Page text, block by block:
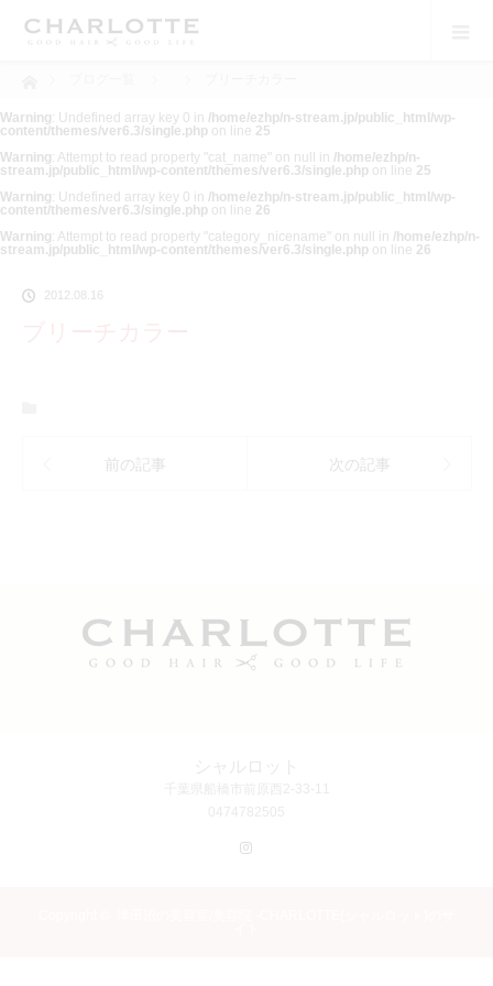
Warning: Undefined array key 0 in /home/ezhp/n-stream.jp/public_html/wp-
content/themes/ver6.3/single.php on line 25
Warning: Attempt to read property "cat_name" on null in /home/ezhp/n-
stream.jp/public_html/wp-content/themes/ver6.3/single.php on line 25
Warning: Undefined array key 0 in /home/ezhp/n-stream.jp/public_html/wp-
content/themes/ver6.3/single.php on line 26
Warning: Attempt to read property "category_nicename" on null in /home/ezhp/n-
stream.jp/public_html/wp-content/themes/ver6.3/single.php on line 26
2012.08.16
前の記事 次の記事